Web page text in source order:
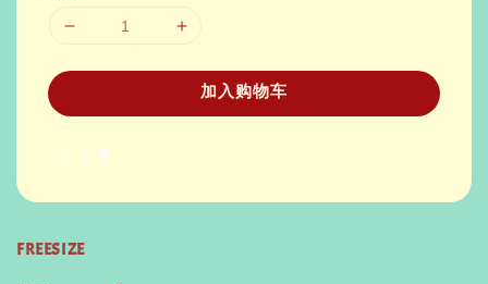
加入购物车
分享
FREESIZE